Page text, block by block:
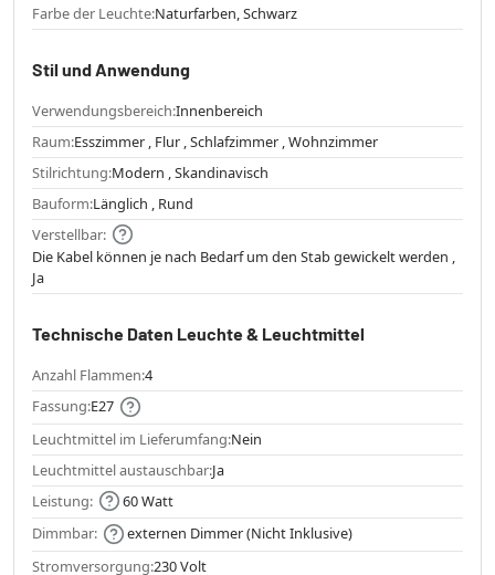
Farbe der Leuchte:Naturfarben, Schwarz
Stil und Anwendung
Verwendungsbereich:Innenbereich
Raum:Esszimmer , Flur , Schlafzimmer , Wohnzimmer
Stilrichtung:Modern , Skandinavisch
Bauform:Länglich , Rund
Verstellbar:
Die Kabel können je nach Bedarf um den Stab gewickelt werden ,
Ja
Technische Daten Leuchte & Leuchtmittel
Anzahl Flammen:4
Fassung:E27
Leuchtmittel im Lieferumfang:Nein
Leuchtmittel austauschbar:Ja
Leistung:
60 Watt
Dimmbar:
externen Dimmer (Nicht Inklusive)
Stromversorgung:230 Volt